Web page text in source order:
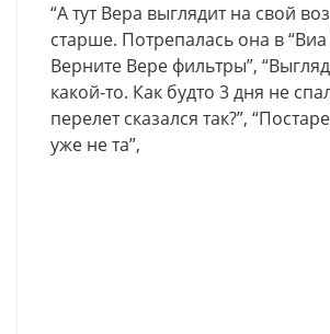
“А тут Вера выглядит на свой
старше. Потрепалась она в “Виа
Верните Вере фильтры”,
какой-то. Как будто 3 дня не
перелет сказался так?”,
уже не та”,